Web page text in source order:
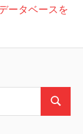
ータベースを
検